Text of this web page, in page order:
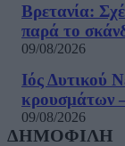
Βρετανία:
παρά το
09/08/2026
Ιός Δυτικού
κρουσμάτων
09/08/2026
ΔΗΜΟΦΙΛΗ